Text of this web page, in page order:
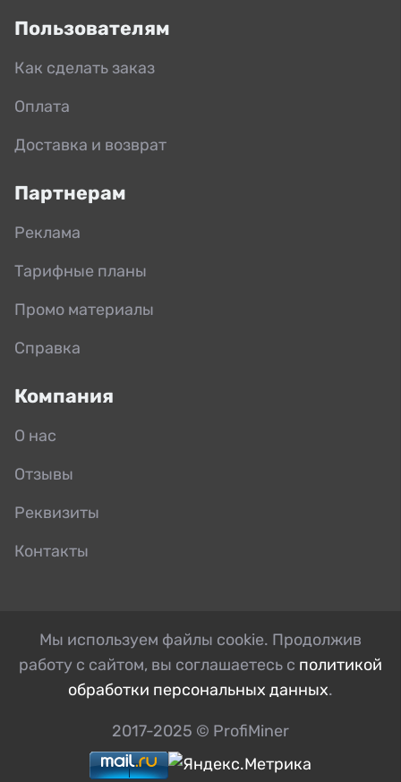
Пользователям
Как сделать заказ
Оплата
Доставка и возврат
Партнерам
Реклама
Тарифные планы
Промо материалы
Справка
Компания
О нас
Отзывы
Реквизиты
Контакты
Мы используем файлы cookie. Продолжив
работу с сайтом, вы соглашаетесь с политикой
обработки персональных данных.
2017-2025 © ProfiMiner